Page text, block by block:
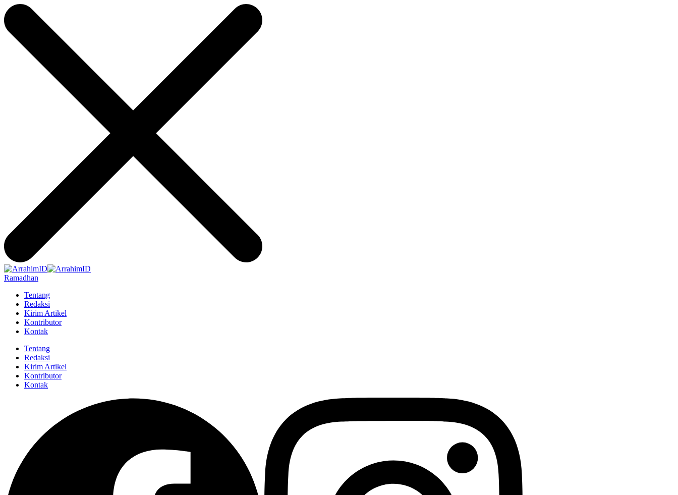
Ramadhan
Tentang
Redaksi
Kirim Artikel
Kontributor
Kontak
Tentang
Redaksi
Kirim Artikel
Kontributor
Kontak